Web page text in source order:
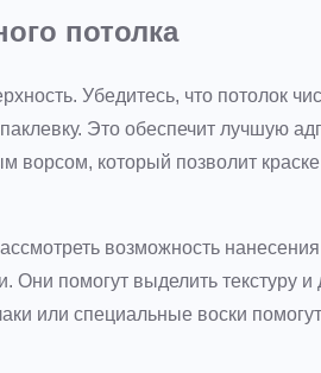
потолка
Убедитесь, что потолок
Это обеспечит лучшую
ворсом, который позволит
возможность
Они помогут выделить текстуру
или специальные воски